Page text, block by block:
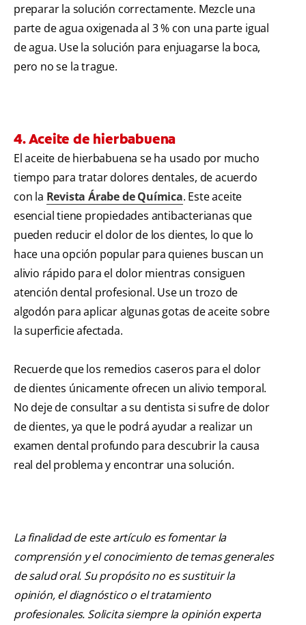
preparar la solución correctamente. Mezcle una
parte de agua oxigenada al 3 % con una parte igual
de agua. Use la solución para enjuagarse la boca,
pero no se la trague.
4. Aceite de hierbabuena
El aceite de hierbabuena se ha usado por mucho
tiempo para tratar dolores dentales, de acuerdo
con la Revista Árabe de Química. Este aceite
esencial tiene propiedades antibacterianas que
pueden reducir el dolor de los dientes, lo que lo
hace una opción popular para quienes buscan un
alivio rápido para el dolor mientras consiguen
atención dental profesional. Use un trozo de
algodón para aplicar algunas gotas de aceite sobre
la superficie afectada.
Recuerde que los remedios caseros para el dolor
de dientes únicamente ofrecen un alivio temporal.
No deje de consultar a su dentista si sufre de dolor
de dientes, ya que le podrá ayudar a realizar un
examen dental profundo para descubrir la causa
real del problema y encontrar una solución.
La finalidad de este artículo es fomentar la
comprensión y el conocimiento de temas generales
de salud oral. Su propósito no es sustituir la
opinión, el diagnóstico o el tratamiento
profesionales. Solicita siempre la opinión experta